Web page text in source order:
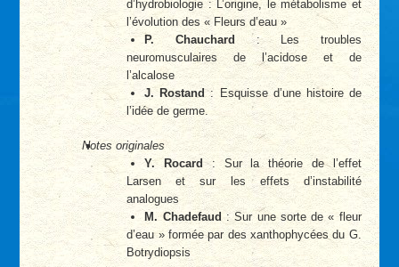
d’hydrobiologie : L’origine, le métabolisme et
l’évolution des « Fleurs d’eau »
P. Chauchard : Les troubles
neuromusculaires de l’acidose et de
l’alcalose
J. Rostand: Esquisse d’une histoire de
l’idée de germe.
Notes originales
Y. Rocard : Sur la théorie de l’effet
Larsen et sur les effets d’instabilité
analogues
M. Chadefaud : Sur une sorte de « fleur
d’eau » formée par des xanthophycées du G.
Botrydiopsis